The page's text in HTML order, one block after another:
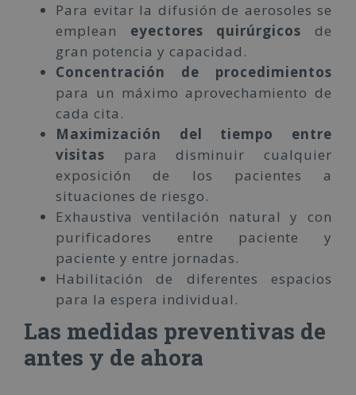
Para evitar la difusión de aerosoles se
emplean eyectores quirúrgicos de
gran potencia y capacidad.
Concentración de procedimientos
para un máximo aprovechamiento de
cada cita.
Maximización del tiempo entre
visitas para disminuir cualquier
exposición de los pacientes a
situaciones de riesgo.
Exhaustiva ventilación natural y con
purificadores entre paciente y
paciente y entre jornadas.
Habilitación de diferentes espacios
para la espera individual.
Las medidas preventivas de
antes y de ahora